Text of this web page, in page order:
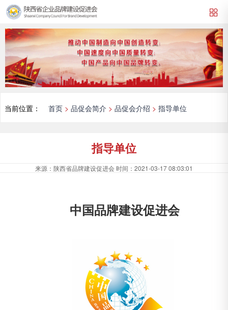
当前位置： 首页 > 品促会简介 > 品促会介绍 > 指导单位
指导单位
来源： 陕西省品牌建设促进会时间： 2021-03-17 08:03:01
中国品牌建设促进会